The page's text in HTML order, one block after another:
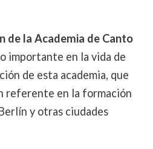
de la Academia de Canto
importante en la vida de
de esta academia, que
referente en la formación
y otras ciudades